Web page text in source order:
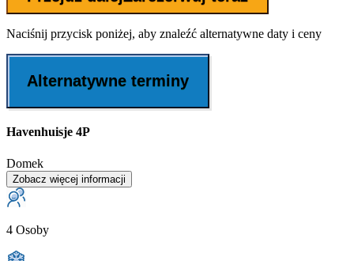
Naciśnij przycisk poniżej, aby znaleźć alternatywne daty i ceny
Alternatywne terminy
Havenhuisje 4P
Domek
Zobacz więcej informacji
4 Osoby